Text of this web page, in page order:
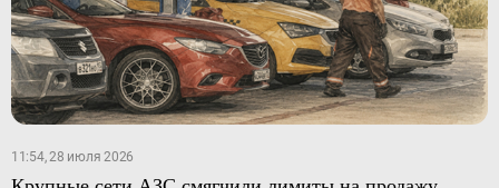
11:54, 28 июля 2026